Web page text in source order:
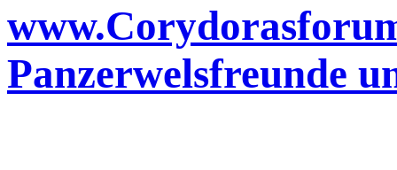
Panzerwelsfreunde